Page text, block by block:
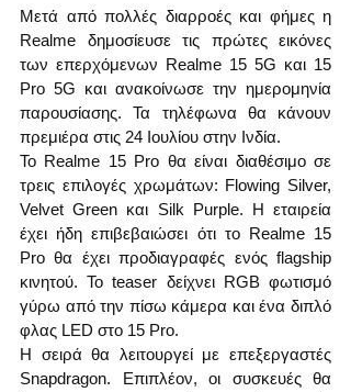
Μετά από πολλές διαρροές και φήμες η
Realme δημοσίευσε τις πρώτες εικόνες
των επερχόμενων Realme 15 5G και 15
Pro 5G και ανακοίνωσε την ημερομηνία
παρουσίασης. Τα τηλέφωνα θα κάνουν
πρεμιέρα στις 24 Ιουλίου στην Ινδία.
Το Realme 15 Pro θα είναι διαθέσιμο σε
τρεις επιλογές χρωμάτων: Flowing Silver,
Velvet Green και Silk Purple. Η εταιρεία
έχει ήδη επιβεβαιώσει ότι το Realme 15
Pro θα έχει προδιαγραφές ενός flagship
κινητού. Το teaser δείχνει RGB φωτισμό
γύρω από την πίσω κάμερα και ένα διπλό
φλας LED στο 15 Pro.
Η σειρά θα λειτουργεί με επεξεργαστές
Snapdragon. Επιπλέον, οι συσκευές θα